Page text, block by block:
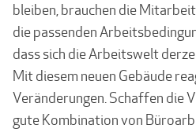
bleiben, brauchen die
die passenden
dass sich die Arbeitswelt
Mit diesem neuen Gebäude
Veränderungen. Schaffen die
gute Kombination von